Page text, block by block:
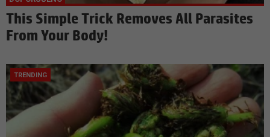
This Simple Trick Removes All Parasites
From Your Body!